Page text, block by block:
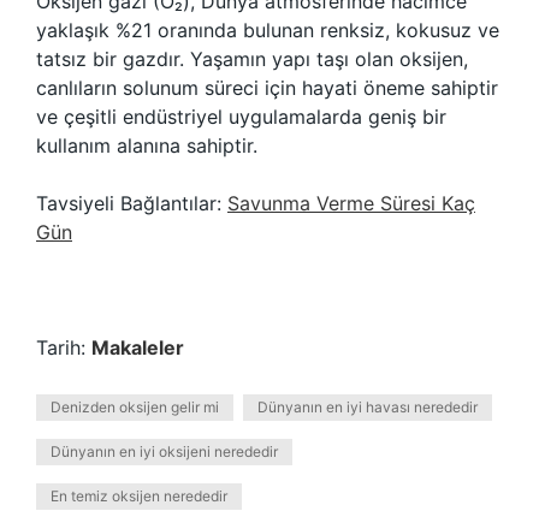
yaklaşık %21 oranında bulunan renksiz, kokusuz ve
tatsız bir gazdır. Yaşamın yapı taşı olan oksijen,
canlıların solunum süreci için hayati öneme sahiptir
ve çeşitli endüstriyel uygulamalarda geniş bir
kullanım alanına sahiptir.
Tavsiyeli Bağlantılar: Savunma Verme Süresi Kaç
Gün
Tarih: Makaleler
Denizden oksijen gelir mi Dünyanın en iyi havası nerededir
Dünyanın en iyi oksijeni nerededir
En temiz oksijen nerededir